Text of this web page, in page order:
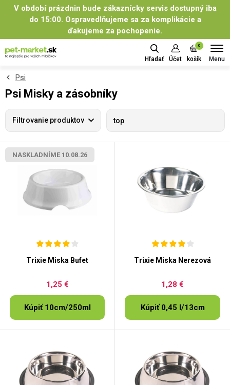
V období prázdnin bude zákaznícky servis dostupný iba
do 15:00. Ospravedlňujeme sa za komplikácie a
ďakujeme za pochopenie.
Hľadať Účet
0
košík Menu
Psi
Psi Misky a zásobníky
Filtrovanie produktov top
NASKLADNÍME 10.08.26
Trixie Miska Bufet
1,25 €
Kúpiť 10cm/250ml
Trixie Miska Nerezová
1,28 €
Kúpiť 0,45 l/13cm